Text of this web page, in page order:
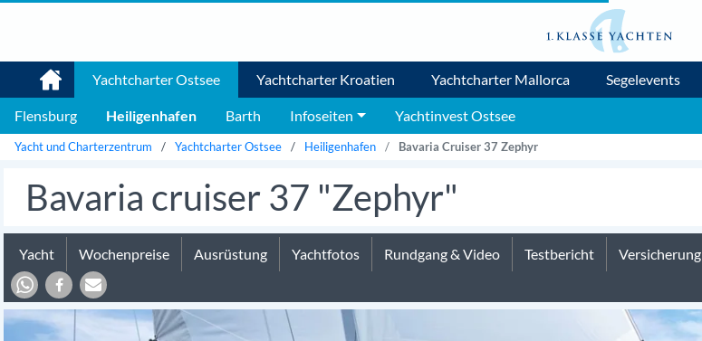
Yachtcharter Ostsee Yachtcharter Kroatien Yachtcharter Mallorca Segelevents
Flensburg Heiligenhafen Barth Infoseiten Yachtinvest Ostsee
Yacht und Charterzentrum Yachtcharter Ostsee Heiligenhafen Bavaria Cruiser 37 Zephyr
Bavaria cruiser 37 "Zephyr"
Yacht Wochenpreise Ausrüstung Yachtfotos Rundgang & Video Testbericht Versicherung